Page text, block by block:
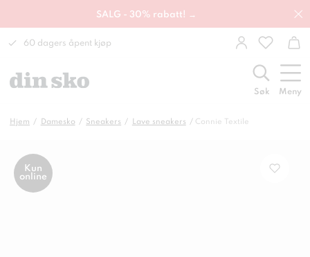
SALG - 30% rabatt! →
60 dagers åpent kjøp
Søk Meny
Hjem Damesko Sneakers Lave sneakers Connie Textile
Kun
online